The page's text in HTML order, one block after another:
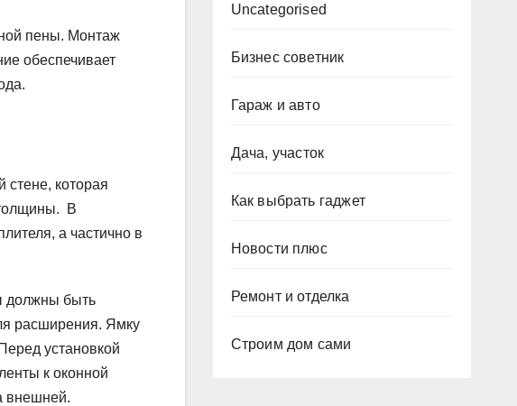
пены. Монтаж
обеспечивает
стене, которая
В
а частично в
должны быть
расширения. Ямку
установкой
к оконной
внешней.
Uncategorised
Бизнес советник
Гараж и авто
Дача, участок
Как выбрать гаджет
Новости плюс
Ремонт и отделка
Строим дом сами